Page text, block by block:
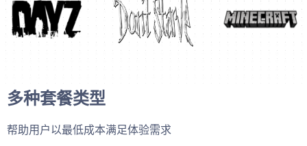
多种套餐类型
帮助用户以最低成本满足体验需求